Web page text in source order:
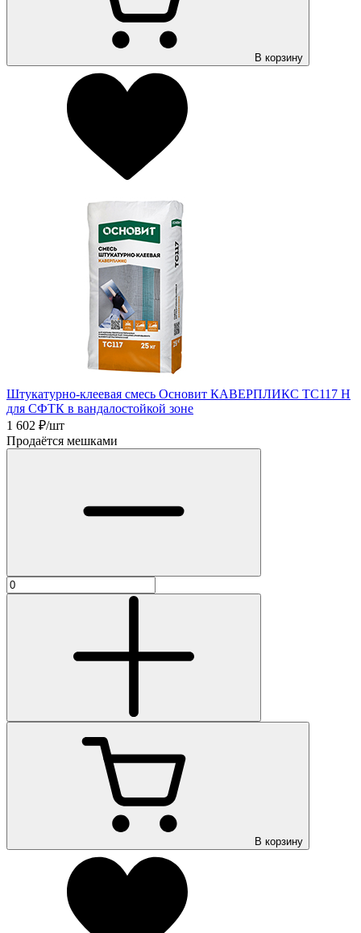
В корзину
Штукатурно-клеевая смесь Основит КАВЕРПЛИКС TC117 Н
для СФТК в вандалостойкой зоне
1 602 ₽/шт
Продаётся мешками
В корзину